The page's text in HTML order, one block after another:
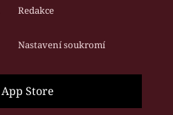
Redakce
Nastavení soukromí
App Store